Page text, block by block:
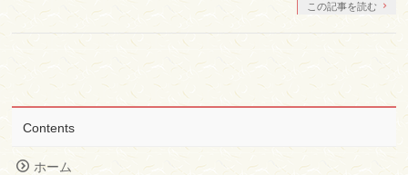
この記事を読む
Contents
ホーム